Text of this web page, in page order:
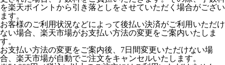
を楽天ポイントから引き落としをさせていただく場合がござい
ます。
お客様のご利用状況などによって後払い決済がご利用いただけ
ない場合、楽天市場がお支払い方法の変更をご案内いたしま
す。
お支払い方法の変更をご案内後、7日間変更いただけない場
合、楽天市場が自動でご注文をキャンセルいたします。